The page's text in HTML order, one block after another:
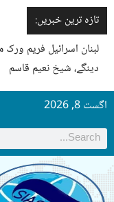
تازہ ترین خبریں:
لبنان اسرائیل فریم
دینگے، شیخ نعیم قاسم
اگست 8, 2026